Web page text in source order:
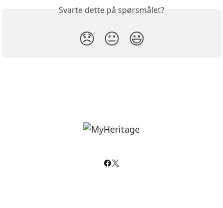
Svarte dette på spørsmålet?
😞 😐 😃